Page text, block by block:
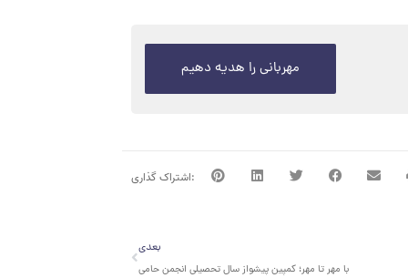
مهربانی را هدیه دهیم
بعدی
با مهر تا مهر؛ کمپین پیشواز سال تحصیلی انجمن حامی